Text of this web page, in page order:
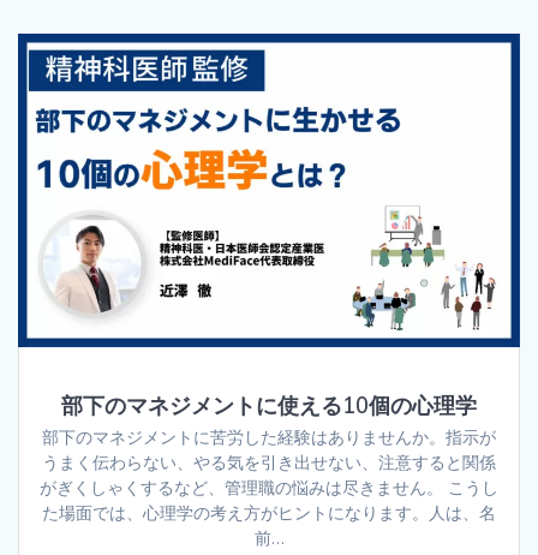
部下のマネジメントに使える10個の心理学
部下のマネジメントに苦労した経験はありませんか。指示が
うまく伝わらない、やる気を引き出せない、注意すると関係
がぎくしゃくするなど、管理職の悩みは尽きません。 こうし
た場面では、心理学の考え方がヒントになります。人は、名
前…